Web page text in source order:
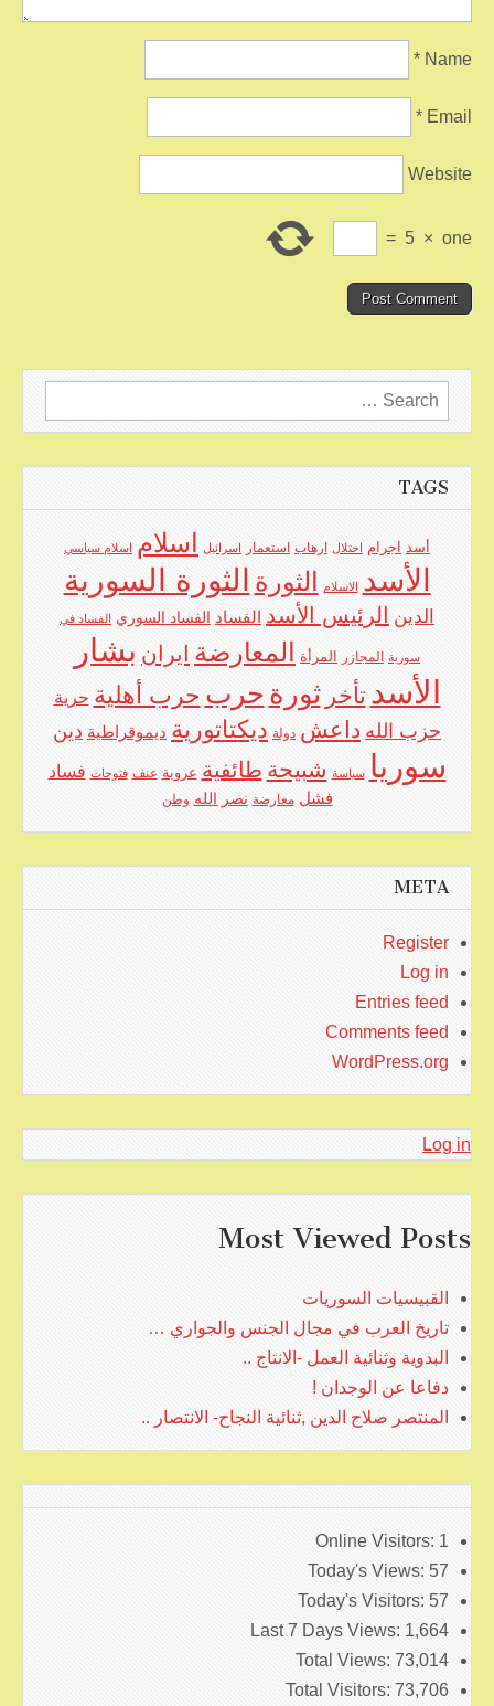
Name
*
Email
*
Website
one
×
5
=
Search
for:
TAGS
أسد اجرام احتلال ارهاب استعمار اسرائيل اسلام اسلام سياسي
الأسد الاسلام الثورة الثورة السورية
الدين الرئيس الأسد الفساد الفساد السوري الفساد في
سورية المجازر المرأة المعارضة ايران بشار
الأسد تأخر ثورة حرب حرب أهلية حرية
حزب الله داعش دولة ديكتاتورية ديموقراطية دين
سوريا سياسة شبيحة طائفية عروبة عنف فتوحات فساد
فشل معارضة نصر الله وطن
META
Register
Log in
Entries feed
Comments feed
WordPress.org
Log in
Most Viewed Posts
القبيسيات السوريات
تاريخ العرب في مجال الجنس والجواري …
البدوية وثنائية العمل -الانتاج ..
دفاعا عن الوجدان !
المنتصر صلاح الدين ,ثنائية النجاح- الانتصار ..
Online Visitors: 1
Today's Views: 57
Today's Visitors: 57
Last 7 Days Views: 1,664
Total Views: 73,014
Total Visitors: 73,706